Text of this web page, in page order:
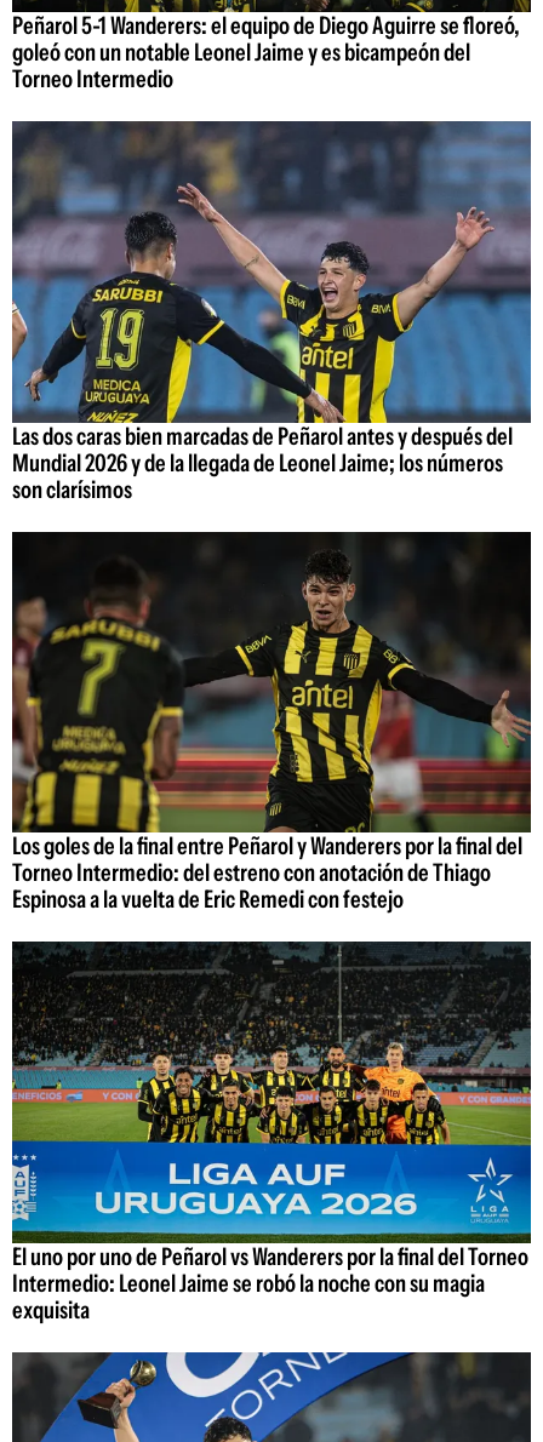
Peñarol 5-1 Wanderers: el equipo de Diego Aguirre se floreó,
goleó con un notable Leonel Jaime y es bicampeón del
Torneo Intermedio
Las dos caras bien marcadas de Peñarol antes y después del
Mundial 2026 y de la llegada de Leonel Jaime; los números
son clarísimos
Los goles de la final entre Peñarol y Wanderers por la final del
Torneo Intermedio: del estreno con anotación de Thiago
Espinosa a la vuelta de Eric Remedi con festejo
El uno por uno de Peñarol vs Wanderers por la final del Torneo
Intermedio: Leonel Jaime se robó la noche con su magia
exquisita